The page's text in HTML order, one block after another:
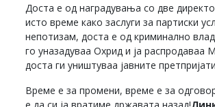
Доста е од наградувања со две
исто време како заслуги за партиски
непотизам, доста е од криминално
го уназадуваа Охрид и ја распродаваа
доста ги уништуваа јавните
Време е за промени, време е за